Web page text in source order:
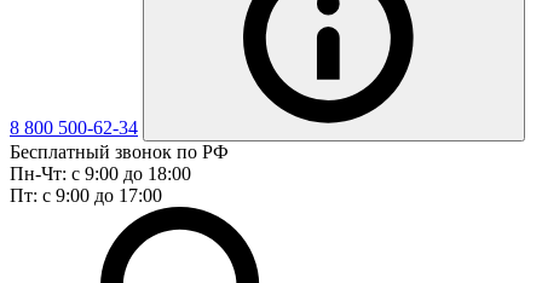
8 800 500-62-34
Бесплатный звонок по РФ
Пн-Чт: с 9:00 до 18:00
Пт: с 9:00 до 17:00